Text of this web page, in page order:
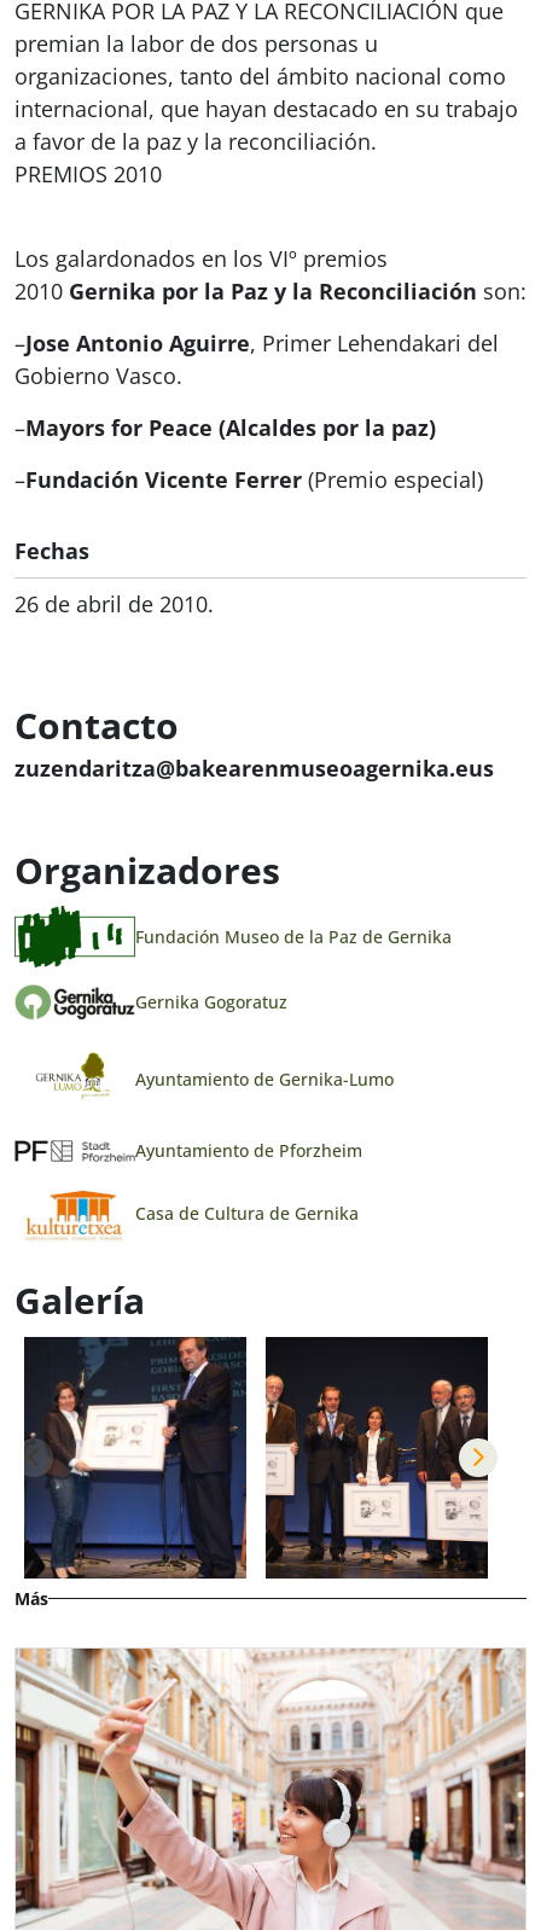
GERNIKA POR LA PAZ Y LA RECONCILIACIÓN que
premian la labor de dos personas u
organizaciones, tanto del ámbito nacional como
internacional, que hayan destacado en su trabajo
a favor de la paz y la reconciliación.
PREMIOS 2010
Los galardonados en los VIº premios
2010 Gernika por la Paz y la Reconciliación son:
–Jose Antonio Aguirre, Primer Lehendakari del
Gobierno Vasco.
–Mayors for Peace (Alcaldes por la paz)
–Fundación Vicente Ferrer (Premio especial)
Fechas
26 de abril de 2010.
Contacto
zuzendaritza@bakearenmuseoagernika.eus
Organizadores
Fundación Museo de la Paz de Gernika
Gernika Gogoratuz
Ayuntamiento de Gernika-Lumo
Ayuntamiento de Pforzheim
Casa de Cultura de Gernika
Galería
Más